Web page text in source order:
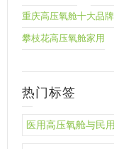
重庆高压氧舱十大品牌
攀枝花高压氧舱家用
热门标签
医用高压氧舱与民